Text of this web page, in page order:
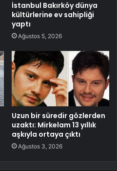
İstanbul Bakırköy dünya
kültürlerine ev sahipliği
yaptı
Ağustos 5, 2026
Uzun bir süredir gözlerden
uzaktı: Mirkelam 13 yıllık
aşkıyla ortaya çıktı
Ağustos 3, 2026